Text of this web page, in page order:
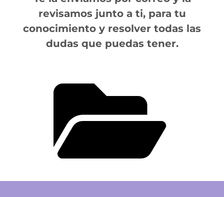
revisamos junto a ti, para tu
conocimiento y resolver todas las
dudas que puedas tener.